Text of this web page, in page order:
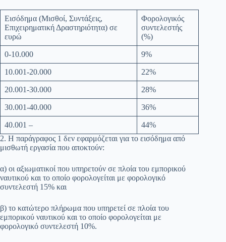
Εισόδημα (Μισθοί, Συντάξεις,
Επιχειρηματική Δραστηριότητα) σε
ευρώ
Φορολογικός
συντελεστής
(%)
0-10.000 9%
10.001-20.000 22%
20.001-30.000 28%
30.001-40.000 36%
40.001 –
44%
2. Η παράγραφος 1 δεν εφαρμόζεται για το εισόδημα από
μισθωτή εργασία που αποκτούν:
α) οι αξιωματικοί που υπηρετούν σε πλοία του εμπορικού
ναυτικού και το οποίο φορολογείται με φορολογικό
συντελεστή 15% και
β) το κατώτερο πλήρωμα που υπηρετεί σε πλοία του
εμπορικού ναυτικού και το οποίο φορολογείται με
φορολογικό συντελεστή 10%.